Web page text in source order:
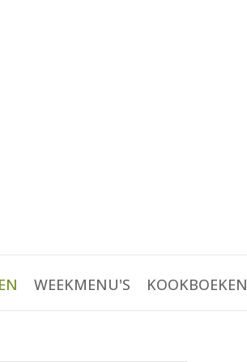
WEEKMENU'S KOOKBOEKEN